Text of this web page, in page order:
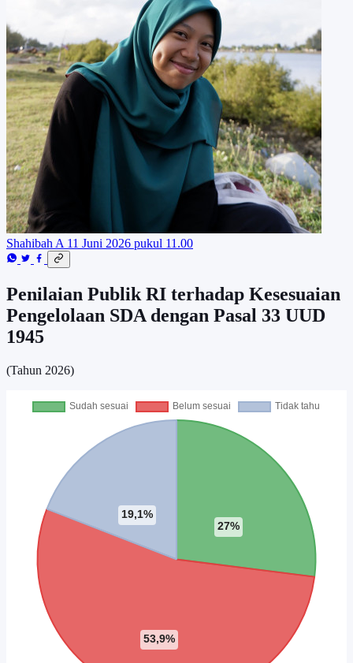
Shahibah A 11 Juni 2026 pukul 11.00
Penilaian Publik RI terhadap Kesesuaian
Pengelolaan SDA dengan Pasal 33 UUD
1945
(Tahun 2026)